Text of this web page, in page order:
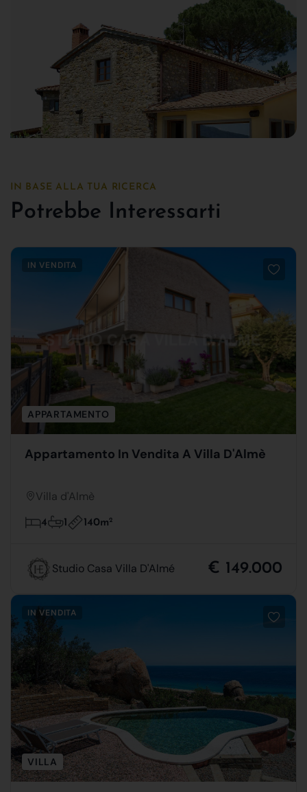
IN BASE ALLA TUA RICERCA
Potrebbe Interessarti
IN VENDITA
APPARTAMENTO
Appartamento In Vendita A Villa D'Almè
Villa d'Almè
4 1 140m2
Studio Casa Villa D'Almé € 149.000
IN VENDITA
VILLA